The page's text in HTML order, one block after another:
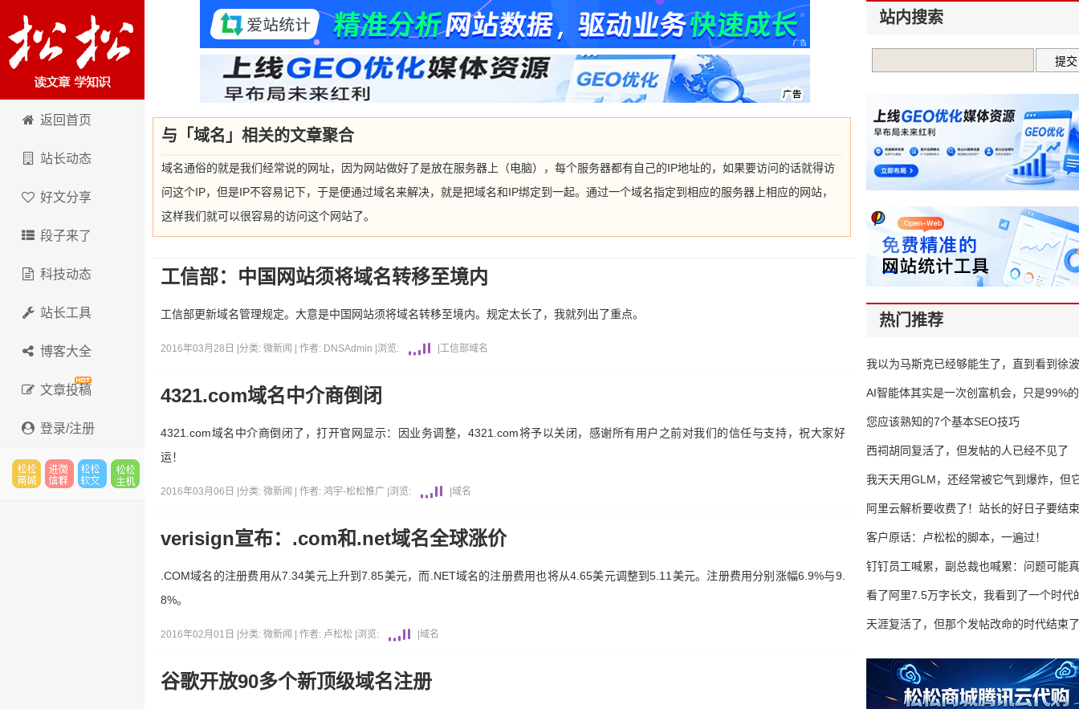
卢松松博客
返回首页
站长动态
好文分享
段子来了
科技动态
站长工具
博客大全
文章投稿
登录/注册
与「域名」相关的文章聚合
域名通俗的就是我们经常说的网址，因为网站做好了是放在服务器上（电脑），每个服务器都有自己的IP地址的，如果要访问的话就得访
问这个IP，但是IP不容易记下，于是便通过域名来解决，就是把域名和IP绑定到一起。通过一个域名指定到相应的服务器上相应的网站，
这样我们就可以很容易的访问这个网站了。
工信部：中国网站须将域名转移至境内
工信部更新域名管理规定。大意是中国网站须将域名转移至境内。规定太长了，我就列出了重点。
2016年03月28日 | 分类: 微新闻 | 作者: DNSAdmin 浏览: 工信部域名
4321.com域名中介商倒闭
4321.com域名中介商倒闭了，打开官网显示：因业务调整，4321.com将予以关闭，感谢所有用户之前对我们的信任与支持，祝大家好
运！
2016年03月06日 | 分类: 微新闻 | 作者: 鸿宇-松松推广 浏览: 域名
verisign宣布：.com和.net域名全球涨价
.COM域名的注册费用从7.34美元上升到7.85美元，而.NET域名的注册费用也将从4.65美元调整到5.11美元。注册费用分别涨幅6.9%与9.
8%。
2016年02月01日 | 分类: 微新闻 | 作者: 卢松松 浏览: 域名
谷歌开放90多个新顶级域名注册
站内搜索
热门推荐
我以为马斯克已经够能生了，直到看到
AI智能体其实是一次创富机会，只是99%
错过了
您应该熟知的7个基本SEO技巧
西祠胡同复活了，但发帖的人已经不见了
我天天用GLM，还经常被它气到爆炸，但
16万亿
阿里云解析要收费了！站长的好日子要结
客户原话：卢松松的脚本，一遍过！
钉钉员工喊累，副总裁也喊累：问题可能
了
看了阿里7.5万字长文，我看到了一个时代
天涯复活了，但那个发帖改命的时代结束了